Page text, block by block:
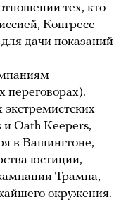
тех, кто
Конгресс
дачи показаний
и Oath Keepers,
в Вашингтоне,
юстиции,
Трампа,
окружения.